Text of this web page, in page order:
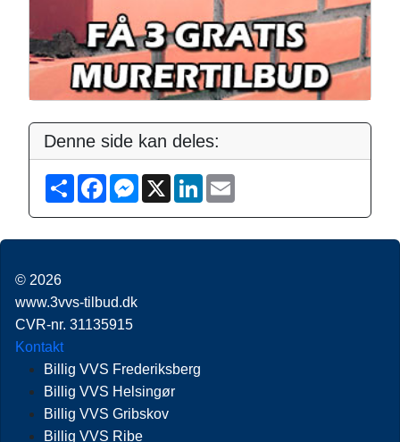
Denne side kan deles:
S
h
e
F
b
M
e
X
L
e
l
© 2026
www.3vvs-tilbud.dk
CVR-nr. 31135915
Kontakt
Billig VVS Frederiksberg
Billig VVS Helsingør
Billig VVS Gribskov
Billig VVS Ribe